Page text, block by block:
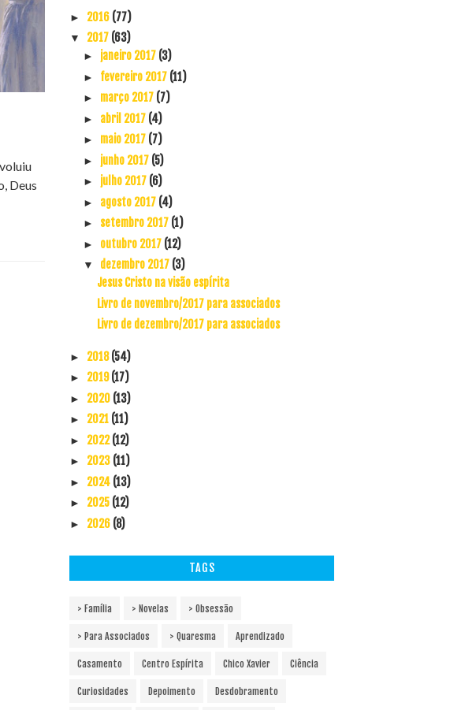
Deus
► 2016 (77)
▼ 2017 (63)
► janeiro 2017 (3)
► fevereiro 2017 (11)
► março 2017 (7)
► abril 2017 (4)
► maio 2017 (7)
► junho 2017 (5)
► julho 2017 (6)
► agosto 2017 (4)
► setembro 2017 (1)
► outubro 2017 (12)
▼ dezembro 2017 (3)
Jesus Cristo na visão espírita
Livro de novembro/2017 para associados
Livro de dezembro/2017 para associados
► 2018(54)
► 2019(17)
► 2020 (13)
► 2021 (11)
► 2022(12)
► 2023 (11)
► 2024 (13)
► 2025 (12)
► 2026 (8)
TAGS
> Família > Novelas > Obsessão
> Para Associados > Quaresma Aprendizado
Casamento Centro Espírita Chico Xavier Ciência
Curiosidades Depoimento Desdobramento